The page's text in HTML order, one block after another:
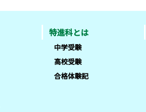
特進科とは
中学受験
高校受験
合格体験記